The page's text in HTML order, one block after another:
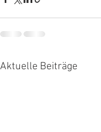
Aktuelle Beiträge